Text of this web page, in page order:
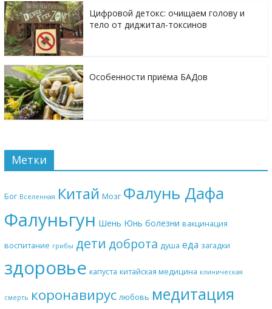
Цифровой детокс: очищаем голову и
тело от диджитал-токсинов
Особенности приёма БАДов
Метки
Бог Вселенная Китай Мозг Фалунь Дафа
Фалуньгун Шень Юнь болезни вакцинация
воспитание грибы дети доброта душа еда загадки
здоровье капуста китайская медицина клиническая
смерть коронавирус любовь медитация